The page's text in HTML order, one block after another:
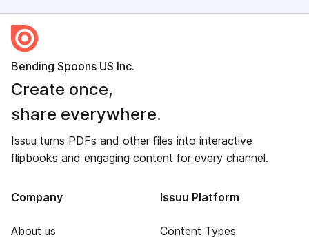
Bending Spoons US Inc.
Create once,
share everywhere.
Issuu turns PDFs and other files into interactive
flipbooks and engaging content for every channel.
Company
About us
Issuu Platform
Content Types